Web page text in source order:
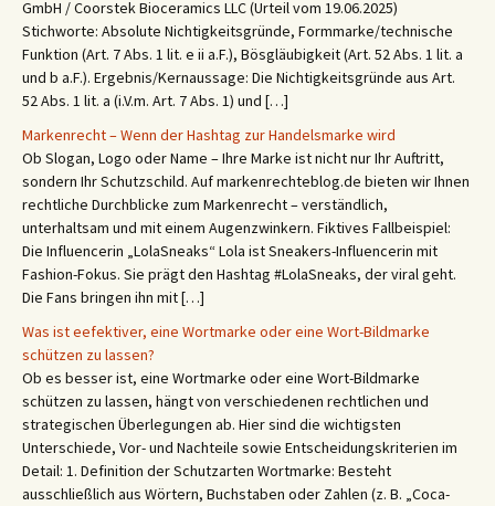
GmbH / Coorstek Bioceramics LLC (Urteil vom 19.06.2025)
Stichworte: Absolute Nichtigkeitsgründe, Formmarke/technische
Funktion (Art. 7 Abs. 1 lit. e ii a.F.), Bösgläubigkeit (Art. 52 Abs. 1 lit. a
und b a.F.). Ergebnis/Kernaussage: Die Nichtigkeitsgründe aus Art.
52 Abs. 1 lit. a (i.V.m. Art. 7 Abs. 1) und […]
Markenrecht – Wenn der Hashtag zur Handelsmarke wird
Ob Slogan, Logo oder Name – Ihre Marke ist nicht nur Ihr Auftritt,
sondern Ihr Schutzschild. Auf markenrechteblog.de bieten wir Ihnen
rechtliche Durchblicke zum Markenrecht – verständlich,
unterhaltsam und mit einem Augenzwinkern. Fiktives Fallbeispiel:
Die Influencerin „LolaSneaks“ Lola ist Sneakers-Influencerin mit
Fashion-Fokus. Sie prägt den Hashtag #LolaSneaks, der viral geht.
Die Fans bringen ihn mit […]
Was ist eefektiver, eine Wortmarke oder eine Wort-Bildmarke
schützen zu lassen?
Ob es besser ist, eine Wortmarke oder eine Wort-Bildmarke
schützen zu lassen, hängt von verschiedenen rechtlichen und
strategischen Überlegungen ab. Hier sind die wichtigsten
Unterschiede, Vor- und Nachteile sowie Entscheidungskriterien im
Detail: 1. Definition der Schutzarten Wortmarke: Besteht
ausschließlich aus Wörtern, Buchstaben oder Zahlen (z. B. „Coca-